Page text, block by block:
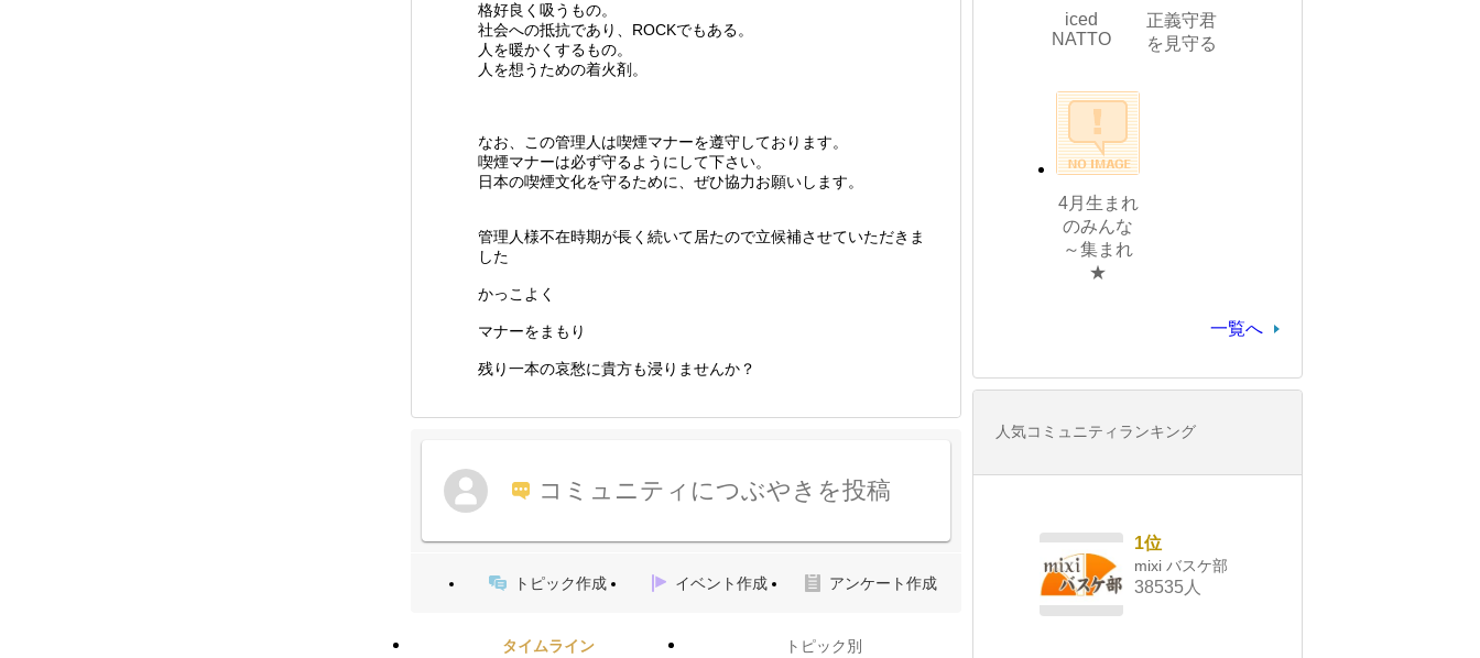
格好良く吸うもの。
社会への抵抗であり、ROCKでもある。
人を暖かくするもの。
人を想うための着火剤。
なお、この管理人は喫煙マナーを遵守しております。
喫煙マナーは必ず守るようにして下さい。
日本の喫煙文化を守るために、ぜひ協力お願いします。
管理人様不在時期が長く続いて居たので立候補させていただきま
した
かっこよく
マナーをまもり
残り一本の哀愁に貴方も浸りませんか？
コミュニティにつぶやきを投稿
トピック作成 イベント作成 アンケート作成
タイムライン トピック別
iced
NATTO
正義守君
を見守る
4月生まれ
のみんな
～集まれ
★
一覧へ
人気コミュニティランキング
1位
mixi バスケ部
38535人